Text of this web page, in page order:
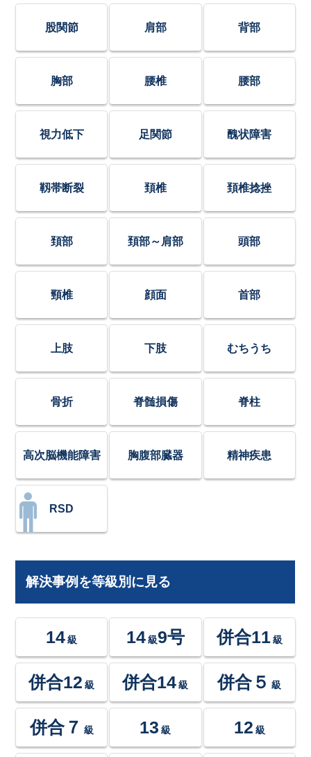
股関節 肩部 背部
胸部 腰椎 腰部
視力低下 足関節 醜状障害
靱帯断裂 頚椎 頚椎捻挫
頚部 頚部～肩部 頭部
頸椎 顔面 首部
上肢 下肢 むちうち
骨折 脊髄損傷 脊柱
高次脳機能障害 胸腹部臓器 精神疾患
RSD
解決事例を等級別に見る
14 級 14級9号 併合11 級
併合12 級 併合14 級 併合５ 級
併合７ 級 13 級 12 級